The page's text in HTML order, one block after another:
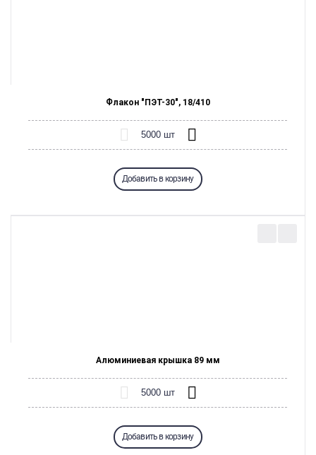
Флакон "ПЭТ-30", 18/410
Добавить в корзину
Алюминиевая крышка 89 мм
Добавить в корзину